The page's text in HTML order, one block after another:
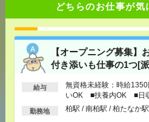
どちらのお仕事が気
【オープニング募集】
付き添いも仕事の1つ[
給与
無資格未経験：時給
いOK ■扶養内OK ■日
以上
勤務地 柏駅 / 南柏駅 / 柏たなか駅
メールで送る
シェア ツイー
あなたの閲覧履歴から